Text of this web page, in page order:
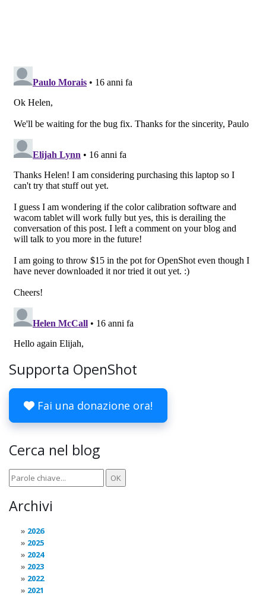
Supporta OpenShot
Fai una donazione ora!
Cerca nel blog
Archivi
2026
2025
2024
2023
2022
2021